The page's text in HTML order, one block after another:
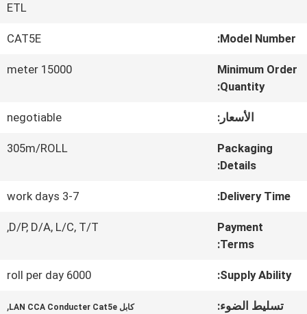
عنا
المعمل
مراقبة
الجودة
اتصل
ETL
Model Number:
CAT5E
Minimum Order
Quantity:
15000 meter
الأسعار: negotiable
Packaging
Details:
305m/ROLL
Delivery Time:
3-7 work days
Payment
Terms:
D/P, D/A, L/C, T/T,
Supply Ability:
6000 roll per day
تسليط الضوء: كابل LAN CCA Conducter Cat5e ,